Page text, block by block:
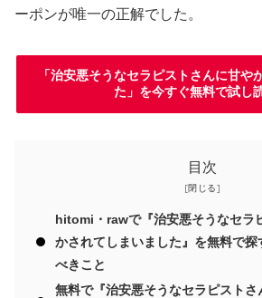
ーポンが唯一の正解でした。
「治安悪そうなセラピストさんに甘や
た」を今すぐ無料で試し
目次
hitomi・rawで『治安悪そうなセラ
かされてしまいました』を無料で探
べきこと
無料で『治安悪そうなセラピストさ